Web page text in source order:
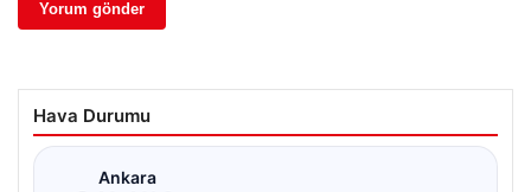
Hava Durumu
Ankara